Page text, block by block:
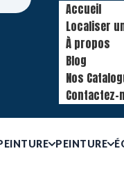
Accueil
Localiser
À propos
Blog
Nos
Contactez-
PEINTURE